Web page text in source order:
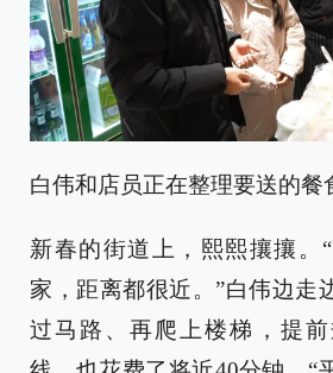
白伟和店员正在整理要送的餐
新春的街道上，熙熙攘攘。
家，距离都很近。”白伟边走
过马路、再爬上楼梯，提